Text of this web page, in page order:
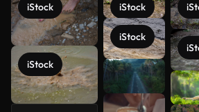
iStock
iStock
iStock
iStock